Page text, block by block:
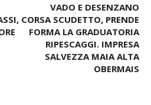
VADO E DESENZANO
CORSA SCUDETTO, PRENDE
FORMA LA GRADUATORIA
RIPESCAGGI. IMPRESA
SALVEZZA MAIA ALTA
OBERMAIS